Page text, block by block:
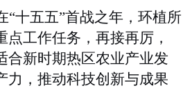
“十五五”首战之年，环植所
点工作任务，再接再厉，
合新时期热区农业产业发
力，推动科技创新与成果